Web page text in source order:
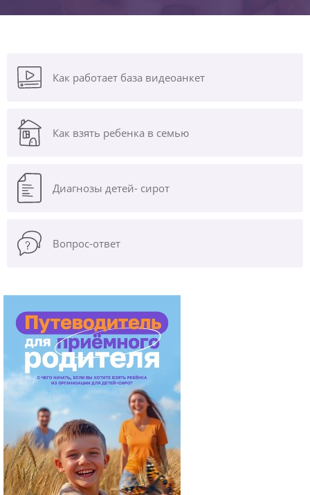
Как работает база видеоанкет
Как взять ребенка в семью
Диагнозы детей- сирот
Вопрос-ответ